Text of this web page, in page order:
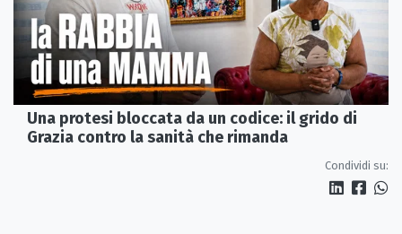
Una protesi bloccata da un codice: il grido di
Grazia contro la sanità che rimanda
Condividi su: